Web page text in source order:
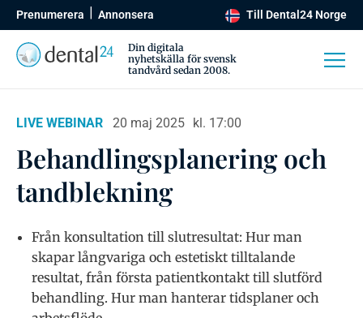
Prenumerera Annonsera Till Dental24 Norge
Din digitala
nyhetskälla för svensk
tandvård sedan 2008.
LIVE WEBINAR 20 maj 2025 kl. 17:00
Behandlingsplanering och
tandblekning
Från konsultation till slutresultat: Hur man
skapar långvariga och estetiskt tilltalande
resultat, från första patientkontakt till slutförd
behandling. Hur man hanterar tidsplaner och